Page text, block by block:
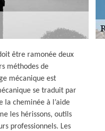
être ramonée deux
méthodes de
mécanique est
se traduit par
la cheminée à l’aide
les hérissons, outils
professionnels. Les